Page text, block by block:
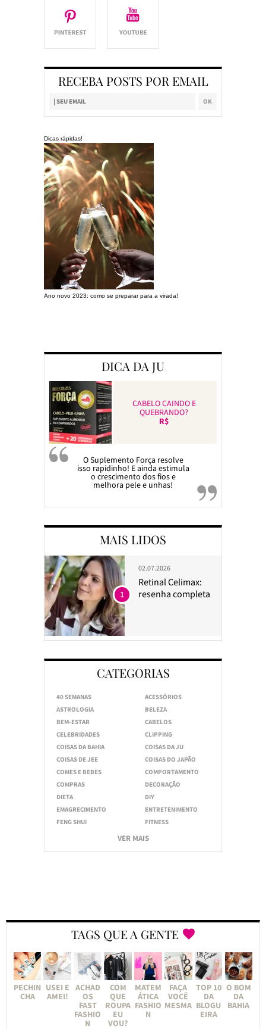
RECEBA POSTS POR EMAIL
Dicas rápidas!
Ano novo 2023: como se preparar para a virada!
DICA DA JU
CABELO CAINDO E
QUEBRANDO?
R$
O Suplemento Força resolve
isso rapidinho! E ainda estimula
o crescimento dos fios e
melhora pele e unhas!
MAIS LIDOS
02.07.2026
Retinal Celimax:
resenha completa
1
CATEGORIAS
40 SEMANAS
ACESSÓRIOS
ASTROLOGIA
BELEZA
BEM-ESTAR
CABELOS
CELEBRIDADES
CLIPPING
COISAS DA BAHIA
COISAS DA JU
COISAS DE JEE
COISAS DO JAPÃO
COMES E BEBES
COMPORTAMENTO
COMPRAS
DECORAÇÃO
DIETA
DIY
EMAGRECIMENTO
ENTRETENIMENTO
FENG SHUI
FITNESS
VER MAIS
TAGS QUE A GENTE
PECHIN
CHA
USEI E
AMEI!
ACHAD
OS
FAST
FASHIO
N
COM
QUE
ROUPA
EU
VOU?
MATEM
ÁTICA
FASHIO
N
FAÇA
VOCÊ
MESMA
TOP 10
DA
BLOGU
EIRA
O BOM
DA
BAHIA